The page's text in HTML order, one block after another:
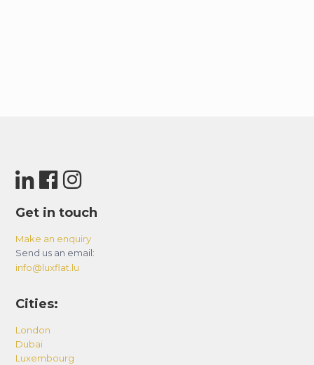
Get in touch
Make an enquiry
Send us an email:
info@luxflat.lu
Cities:
London
Dubai
Luxembourg